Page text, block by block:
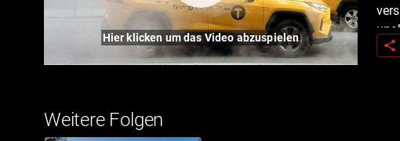
Hier klicken um das Video abzuspielen
share
Weitere Folgen